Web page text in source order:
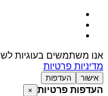
אנו משתמשים בעוגיות
מדיניות פרטיות
אישור העדפות
העדפות פרטיות ×